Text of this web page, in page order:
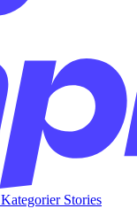
Kategorier Stories